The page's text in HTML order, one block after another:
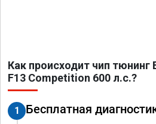
Как происходит чип тюнинг
F13 Competition 600 л.с.?
1 Бесплатная